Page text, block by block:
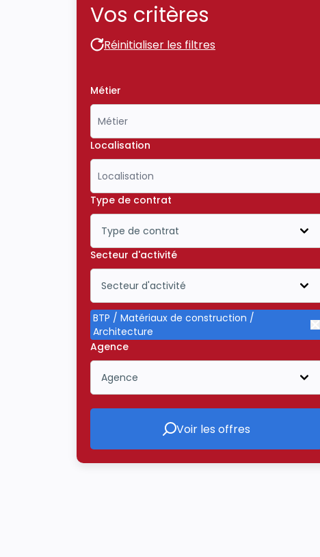
Vos critères
Réinitialiser les filtres
Réinitialiser les filtres
Métier
Localisation
Type de contrat
Type de contrat
Icône ouvrir la liste déroulante
Secteur d'activité
Secteur d'activité
Icône ouvrir la liste déroulante
BTP / Matériaux de construction /
Architecture
Agence
Agence
Icône ouvrir la liste déroulante
Voir les offres
Voir les offres